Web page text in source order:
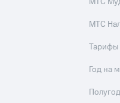
МТС
Тарифы
Год на